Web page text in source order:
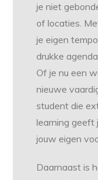
je niet
of locaties.
je eigen
drukke
Of je nu een
nieuwe
student die
learning geeft
jouw eigen
Daarnaast is